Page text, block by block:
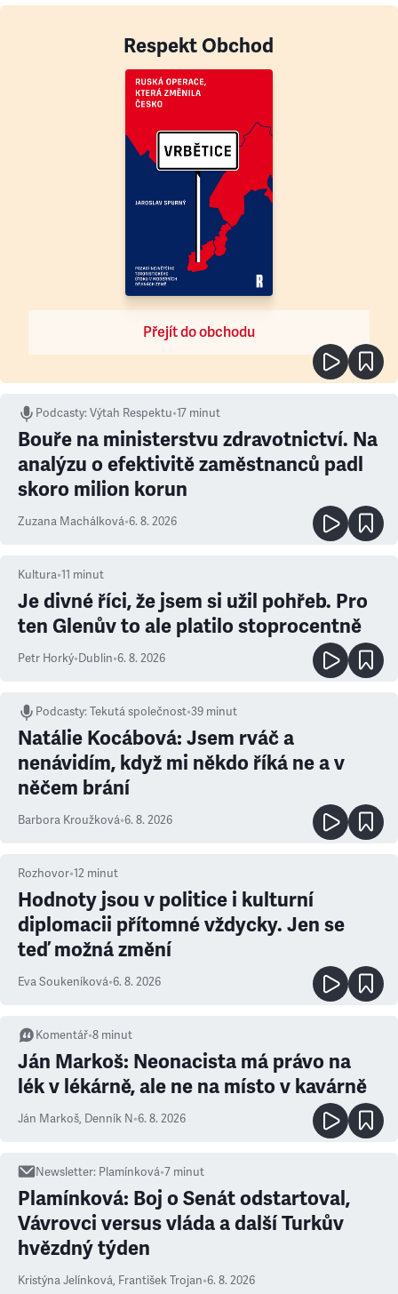
Respekt Obchod
Přejít do obchodu
Podcasty:Výtah Respektu•17 minut
Bouře na ministerstvu zdravotnictví. Na
analýzu o efektivitě zaměstnanců padl
skoro milion korun
Zuzana Machálková•6. 8. 2026
Kultura•11 minut
Je divné říci, že jsem si užil pohřeb. Pro
ten Glenův to ale platilo stoprocentně
Petr Horký•Dublin•6. 8. 2026
Podcasty:Tekutá společnost•39 minut
Natálie Kocábová: Jsem rváč a
nenávidím, když mi někdo říká ne a v
něčem brání
Barbora Kroužková•6. 8. 2026
Rozhovor•12 minut
Hodnoty jsou v politice i kulturní
diplomacii přítomné vždycky. Jen se
teď možná změní
Eva Soukeníková•6. 8. 2026
Komentář•8 minut
Ján Markoš: Neonacista má právo na
lék v lékárně, ale ne na místo v kavárně
Ján Markoš, Denník N•6. 8. 2026
Newsletter: Plamínková•7 minut
Plamínková: Boj o Senát odstartoval,
Vávrovci versus vláda a další Turkův
hvězdný týden
Kristýna Jelínková, František Trojan•6. 8. 2026